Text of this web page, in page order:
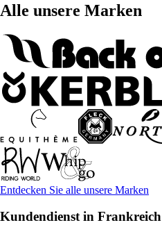
Alle unsere Marken
Entdecken Sie alle unsere Marken
Kundendienst in Frankreich